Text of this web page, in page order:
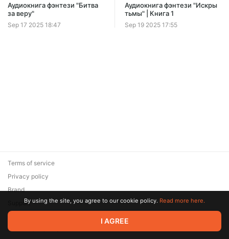
Offer ends 08 August.
Аудиокнига фэнтези "Битва
за веру"
Sep 17 2025 18:47
Аудиокнига фэнтези "Искры
тьмы" | Книга 1
Sep 19 2025 17:55
© 2026 Zaya Solutions Limited. All rights reserved. All trademarks
are the property of their respective owners.
Terms of service
Privacy policy
Brand
SupportBy using the site, you agree to our cookie policy. Read more here.
I AGREE